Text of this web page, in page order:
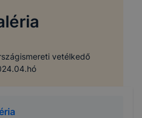
vetélkedő